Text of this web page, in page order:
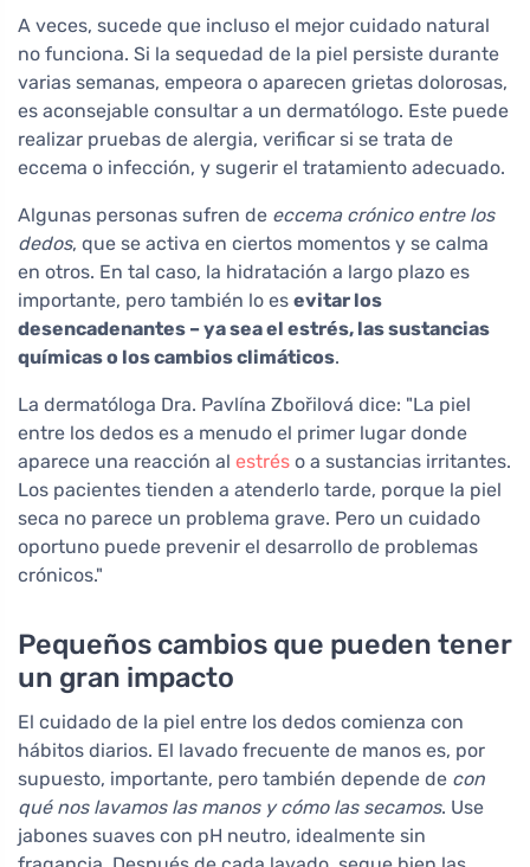
A veces, sucede que incluso el mejor cuidado natural
no funciona. Si la sequedad de la piel persiste durante
varias semanas, empeora o aparecen grietas dolorosas,
es aconsejable consultar a un dermatólogo. Este puede
realizar pruebas de alergia, verificar si se trata de
eccema o infección, y sugerir el tratamiento adecuado.
Algunas personas sufren de eccema crónico entre los
dedos, que se activa en ciertos momentos y se calma
en otros. En tal caso, la hidratación a largo plazo es
importante, pero también lo es evitar los
desencadenantes – ya sea el estrés, las sustancias
químicas o los cambios climáticos.
La dermatóloga Dra. Pavlína Zbořilová dice: "La piel
entre los dedos es a menudo el primer lugar donde
aparece una reacción al estrés o a sustancias irritantes.
Los pacientes tienden a atenderlo tarde, porque la piel
seca no parece un problema grave. Pero un cuidado
oportuno puede prevenir el desarrollo de problemas
crónicos."
Pequeños cambios que pueden tener
un gran impacto
El cuidado de la piel entre los dedos comienza con
hábitos diarios. El lavado frecuente de manos es, por
supuesto, importante, pero también depende de con
qué nos lavamos las manos y cómo las secamos. Use
jabones suaves con pH neutro, idealmente sin